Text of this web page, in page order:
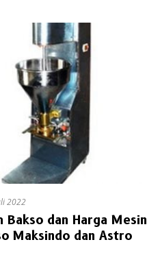
2022
Bakso dan Harga Mesin
Maksindo dan Astro